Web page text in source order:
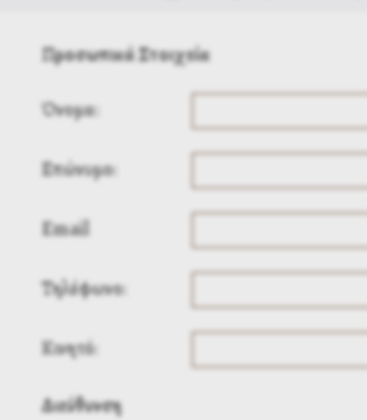
Προσωπικά Στοιχεία
Όνομα:
Επώνυμο:
Email
Τηλέφωνο:
Κινητό:
Διεύθυνση